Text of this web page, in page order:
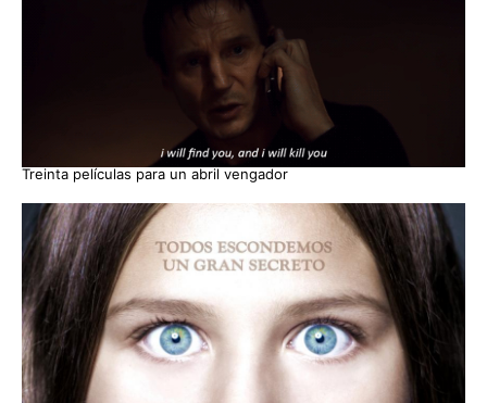
Treinta películas para un abril vengador